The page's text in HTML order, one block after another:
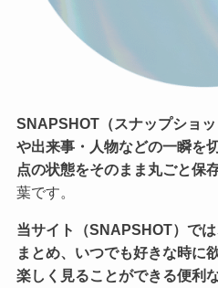
SNAPSHOT（スナップショッ
や出来事・人物などの一瞬を
点の状態をそのまま丸ごと保
葉です。
当サイト（SNAPSHOT）で
まとめ、いつでも好きな時に
楽しく見ることができる便利